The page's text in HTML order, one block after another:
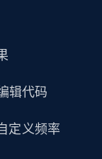
辑代码
定义频率